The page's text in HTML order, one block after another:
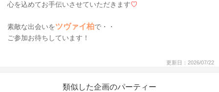
心を込めてお手伝いさせていただきます♡
素敵な出会いをツヴァイ柏で・・
ご参加お待ちしています！
更新日：2026/07/22
類似した企画のパーティー